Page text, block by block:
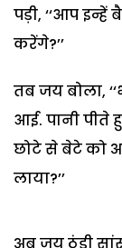
पड़ी, ‘‘आप इन्हें
करेंगे?’’
तब जय बोला,
आई. पानी पीते
छोटे से बेटे को
लाया?’’
अब जय ठंडी